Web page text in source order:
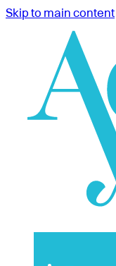
Skip to main content